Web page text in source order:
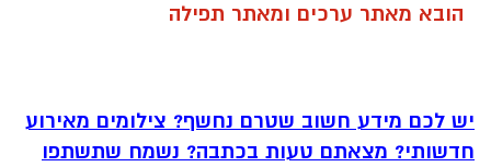
הובא מאתר ערכים ומאתר תפילה
יש לכם מידע חשוב שטרם נחשף? צילומים מאירוע
חדשותי? מצאתם טעות בכתבה? נשמח שתשתפו